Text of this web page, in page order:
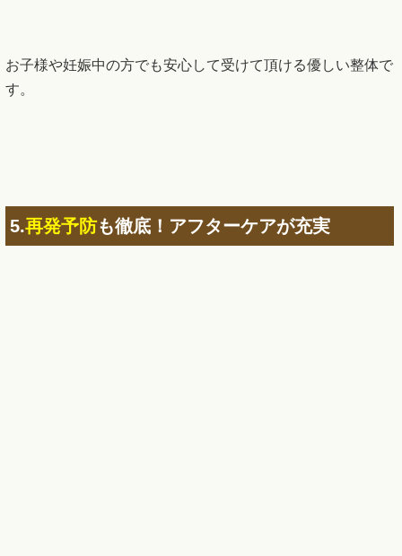
お子様や妊娠中の方でも安心して受けて頂ける優しい整体で
す。
5.再発予防も徹底！アフターケアが充実